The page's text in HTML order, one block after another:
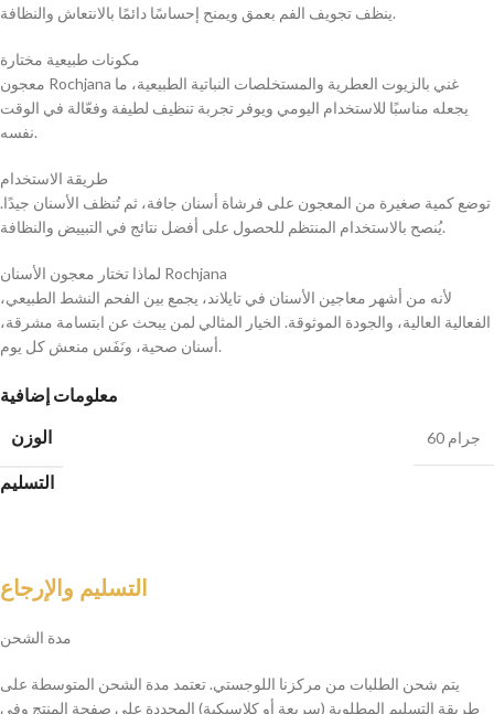
ينظف تجويف الفم بعمق ويمنح إحساسًا دائمًا بالانتعاش والنظافة.
مكونات طبيعية مختارة
معجون Rochjana غني بالزيوت العطرية والمستخلصات النباتية الطبيعية، ما
يجعله مناسبًا للاستخدام اليومي ويوفر تجربة تنظيف لطيفة وفعّالة في الوقت
نفسه.
طريقة الاستخدام
توضع كمية صغيرة من المعجون على فرشاة أسنان جافة، ثم تُنظف الأسنان جيدًا.
يُنصح بالاستخدام المنتظم للحصول على أفضل نتائج في التبييض والنظافة.
لماذا تختار معجون الأسنان Rochjana
لأنه من أشهر معاجين الأسنان في تايلاند، يجمع بين الفحم النشط الطبيعي،
الفعالية العالية، والجودة الموثوقة. الخيار المثالي لمن يبحث عن ابتسامة مشرقة،
أسنان صحية، ونَفَس منعش كل يوم.
معلومات إضافية
الوزن
60 جرام
التسليم
التسليم والإرجاع
مدة الشحن
يتم شحن الطلبات من مركزنا اللوجستي. تعتمد مدة الشحن المتوسطة على
طريقة التسليم المطلوبة (سريعة أو كلاسيكية) المحددة على صفحة المنتج وفي